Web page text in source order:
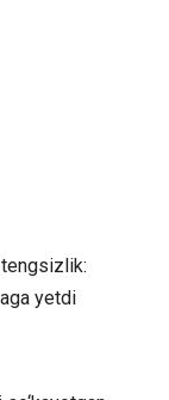
yetdi